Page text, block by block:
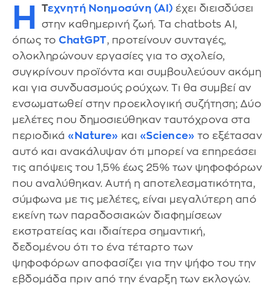
Η Τεχνητή Νοημοσύνη (AI) έχει διεισδύσει
στην καθημερινή ζωή. Τα chatbots AI,
όπως το ChatGPT, προτείνουν συνταγές,
ολοκληρώνουν εργασίες για το σχολείο,
συγκρίνουν προϊόντα και συμβουλεύουν ακόμη
και για συνδυασμούς ρούχων. Τι θα συμβεί αν
ενσωματωθεί στην προεκλογική συζήτηση; Δύο
μελέτες που δημοσιεύθηκαν ταυτόχρονα στα
περιοδικά «Nature» και «Science» το εξέτασαν
αυτό και ανακάλυψαν ότι μπορεί να επηρεάσει
τις απόψεις του 1,5% έως 25% των ψηφοφόρων
που αναλύθηκαν. Αυτή η αποτελεσματικότητα,
σύμφωνα με τις μελέτες, είναι μεγαλύτερη από
εκείνη των παραδοσιακών διαφημίσεων
εκστρατείας και ιδιαίτερα σημαντική,
δεδομένου ότι το ένα τέταρτο των
ψηφοφόρων αποφασίζει για την ψήφο του την
εβδομάδα πριν από την έναρξη των εκλογών.